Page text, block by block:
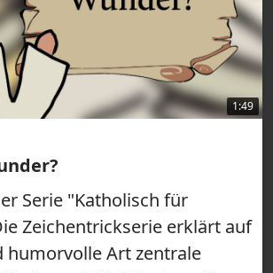
1:49
Serie "Katholisch für
Zeichentrickserie erklärt auf
humorvolle Art zentrale